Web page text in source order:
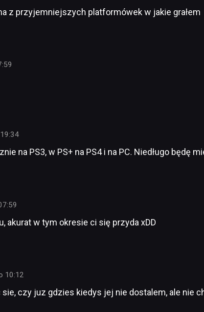
z przyjemniejszych platformówek w jakie grałem
na PS3, w PS+ na PS4 i na PC. Niedługo będę
akurat w tym okresie ci się przyda xDD
10:12
czy juz gdzies kiedys jej nie dostalem, ale nie